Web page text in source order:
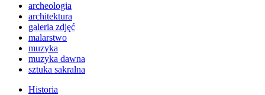
archeologia
architektura
galeria zdjęć
malarstwo
muzyka
muzyka dawna
sztuka sakralna
Historia